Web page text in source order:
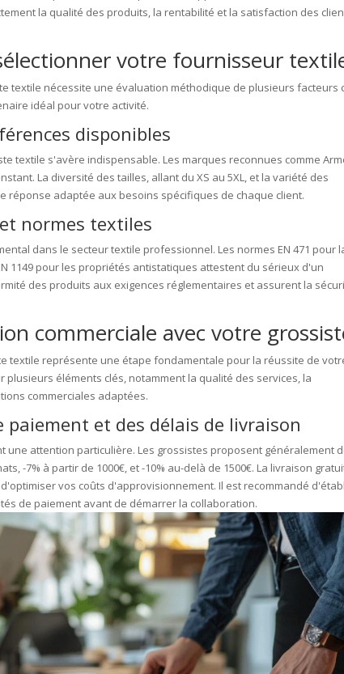
la qualité des produits, la rentabilité et la satisfaction des
votre fournisseur
textile nécessite une évaluation méthodique de plusieurs facteurs
idéal pour votre activité.
disponibles
textile s'avère indispensable. Les marques reconnues comme
La diversité des tailles, allant du XS au 5XL, et la variété des
réponse adaptée aux besoins spécifiques de chaque client.
normes textiles
dans le secteur textile professionnel. Les normes EN 471 pour
1149 pour les propriétés antistatiques attestent du sérieux d'un
des produits aux exigences réglementaires et assurent la
commerciale avec votre
textile représente une étape fondamentale pour la réussite de
éléments clés, notamment la qualité des services, la
commerciales adaptées.
et des délais de livraison
une attention particulière. Les grossistes proposent généralement
-7% à partir de 1000€, et -10% au-delà de 1500€. La livraison
vos coûts d'approvisionnement. Il est recommandé
de paiement avant de démarrer la collaboration.